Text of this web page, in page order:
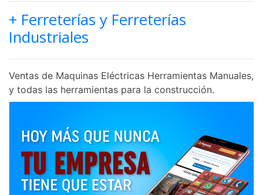
+ Ferreterías y Ferreterías
Industriales
Ventas de Maquinas Eléctricas Herramientas Manuales,
y todas las herramientas para la construcción.